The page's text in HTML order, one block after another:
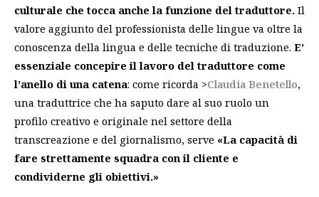
culturale che tocca anche la funzione del traduttore. Il
valore aggiunto del professionista delle lingue va oltre la
conoscenza della lingua e delle tecniche di traduzione. E’
essenziale concepire il lavoro del traduttore come
l’anello di una catena: come ricorda >Claudia Benetello,
una traduttrice che ha saputo dare al suo ruolo un
profilo creativo e originale nel settore della
transcreazione e del giornalismo, serve «La capacità di
fare strettamente squadra con il cliente e
condividerne gli obiettivi.»